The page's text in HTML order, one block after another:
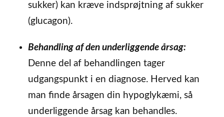
sukker) kan kræve indsprøjtning af sukker
(glucagon).
Behandling af den underliggende årsag:
Denne del af behandlingen tager
udgangspunkt i en diagnose. Herved kan
man finde årsagen din hypoglykæmi, så
underliggende årsag kan behandles.